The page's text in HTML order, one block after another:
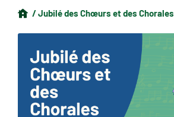
/ Jubilé des Chœurs et des Chorales